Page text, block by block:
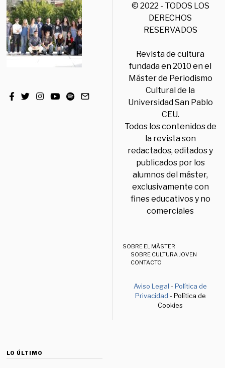
© 2022 - TODOS LOS
DERECHOS
RESERVADOS
Revista de cultura
fundada en 2010 en el
Máster de Periodismo
Cultural de la
Universidad San Pablo
CEU.
Todos los contenidos de
la revista son
redactados, editados y
publicados por los
alumnos del máster,
exclusivamente con
fines educativos y no
comerciales
SOBRE EL MÁSTER
SOBRE CULTURA JOVEN
CONTACTO
Aviso Legal -Política de
Privacidad - Política de
Cookies
LO ÚLTIMO